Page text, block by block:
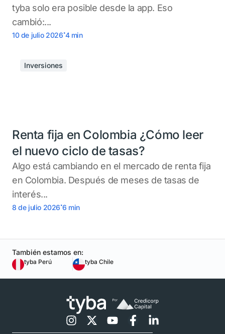
tyba solo era posible desde la app. Eso
cambió:...
10 de julio 2026.4 min
Inversiones
Renta fija en Colombia ¿Cómo leer
el nuevo ciclo de tasas?
Algo está cambiando en el mercado de renta fija
en Colombia. Después de meses de tasas de
interés...
8 de julio 2026.6 min
También estamos en:
tyba Perú tyba Chile